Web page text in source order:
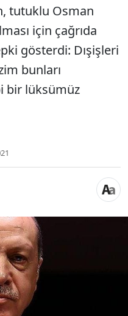
tutuklu Osman
için çağrıda
gösterdi: Dışişleri
bunları
bir lüksümüz
tutuklu Osman
için çağrıda
tepki gösterdi: Dışişleri
bizim bunları ülkemizde